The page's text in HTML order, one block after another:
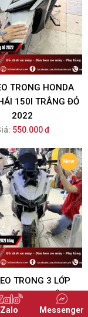
TRONG HONDA
150I TRẮNG ĐỎ
2022
550.000 đ
TRONG 3 LỚP
ADV 150 TRẮNG
MÂM VÀNG
Zalo Messenger